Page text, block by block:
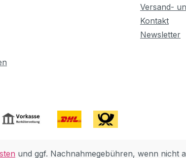
Versand-
Kontakt
Newsletter
und ggf. Nachnahmegebühren, wenn nicht